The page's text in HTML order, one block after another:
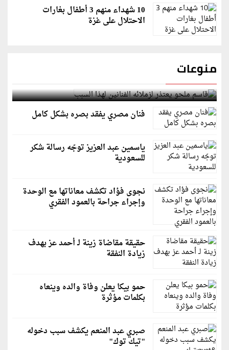
10 شهداء منهم 3 أطفال بغارات
الاحتلال على غزة
منوعات
قاسم ملحو يعتذر لزملائه الفنانين لهذا السبب
فنان مصري يفقد بصره بشكل كامل
ياسمين عبد العزيز توجّه رسالة شكر
للسعودية
نجوى فؤاد تكشف معاناتها مع الوحدة
وإجراء جراحة بالعمود الفقري
حقيقة مقاضاة زينة لـ أحمد عز بهدف
زيادة النفقة
حمو بيكا يعلن وفاة والده وينعاه
بكلمات مؤثرة
صبري عبد المنعم يكشف سبب دخوله
"تيك توك"